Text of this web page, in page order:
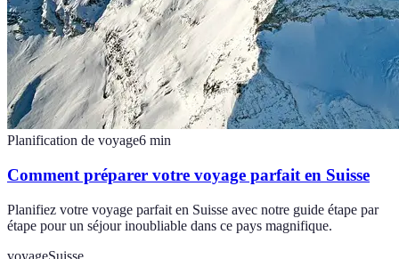
Planification de voyage6 min
Comment préparer votre voyage parfait en Suisse
Planifiez votre voyage parfait en Suisse avec notre guide étape par
étape pour un séjour inoubliable dans ce pays magnifique.
voyageSuisse